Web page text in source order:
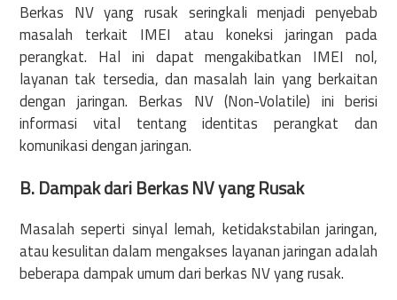
Berkas NV yang rusak seringkali menjadi penyebab
masalah terkait IMEI atau koneksi jaringan pada
perangkat. Hal ini dapat mengakibatkan IMEI nol,
layanan tak tersedia, dan masalah lain yang berkaitan
dengan jaringan. Berkas NV (Non-Volatile) ini berisi
informasi vital tentang identitas perangkat dan
komunikasi dengan jaringan.
B. Dampak dari Berkas NV yang Rusak
Masalah seperti sinyal lemah, ketidakstabilan jaringan,
atau kesulitan dalam mengakses layanan jaringan adalah
beberapa dampak umum dari berkas NV yang rusak.